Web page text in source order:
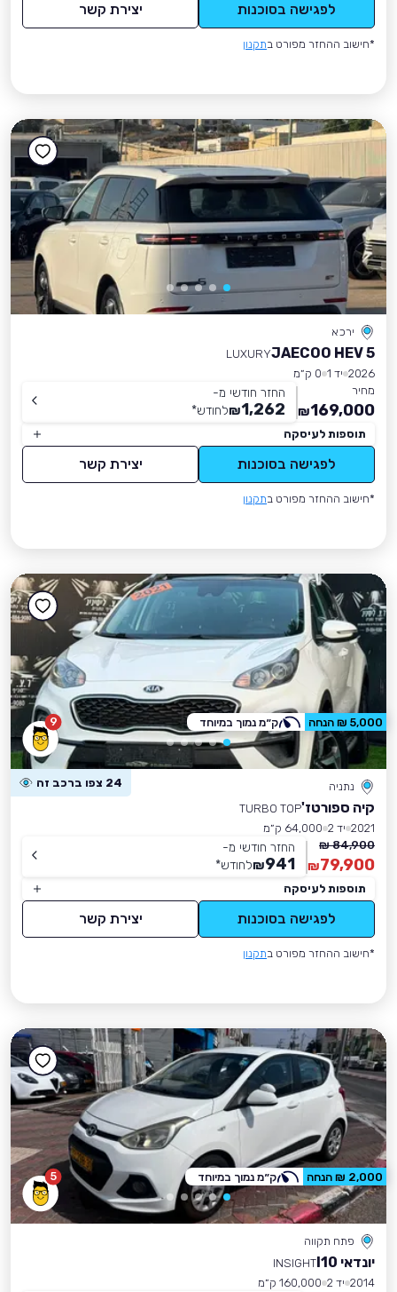
לפגישה בסוכנות יצירת קשר
*חישוב ההחזר מפורט בתקנון
ירכא
JAECOO HEV 5
LUXURY
2026 יד 1
0 ק״מ
מחיר
169,000
₪
החזר חודשי מ-
1,262
₪לחודש*
תוספות לעיסקה
לפגישה בסוכנות יצירת קשר
*חישוב ההחזר מפורט בתקנון
9
נתניה 24 צפו ברכב זה
קיה ספורטז'TURBO TOP
2021 יד 2
64,000 ק״מ
84,900 ₪
79,900
₪
החזר חודשי מ-
941
₪לחודש*
תוספות לעיסקה
לפגישה בסוכנות יצירת קשר
*חישוב ההחזר מפורט בתקנון
5,000 ₪ הנחה ק״מ נמוך במיוחד
5
פתח תקווה
יונדאי I10
INSIGHT
2014 יד 2
160,000 ק״מ
2,000 ₪ הנחה ק״מ נמוך במיוחד